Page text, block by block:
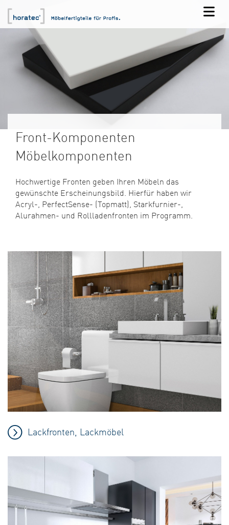
Front-Komponenten
Möbelkomponenten
Hochwertige Fronten geben Ihren Möbeln das
gewünschte Erscheinungsbild. Hierfür haben wir
Acryl-, PerfectSense- (Topmatt), Starkfurnier-,
Alurahmen- und Rollladenfronten im Programm.
Lackfronten, Lackmöbel